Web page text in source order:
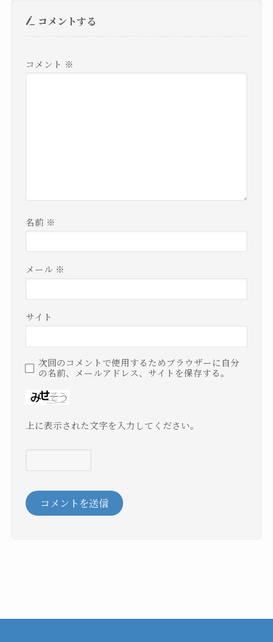
コメントする
コメント ※
名前 ※
メール ※
サイト
次回のコメントで使用するためブラウザーに自分
の名前、メールアドレス、サイトを保存する。
上に表示された文字を入力してください。